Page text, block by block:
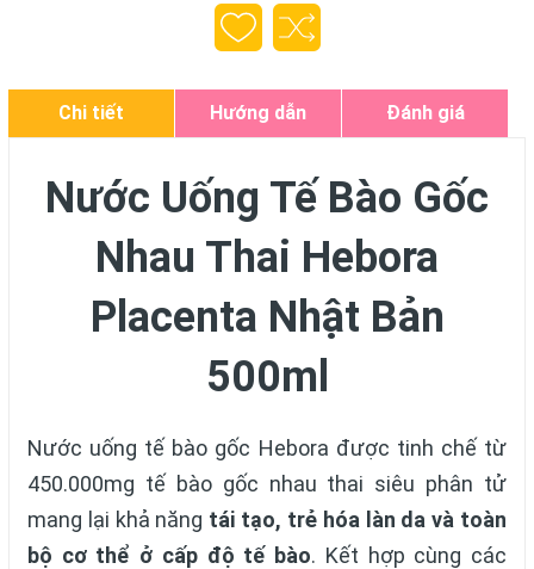
Chi tiết Hướng dẫn Đánh giá
Nước Uống Tế Bào Gốc
Nhau Thai Hebora
Placenta Nhật Bản
500ml
Nước uống tế bào gốc Hebora được tinh chế từ
450.000mg tế bào gốc nhau thai siêu phân tử
mang lại khả năng tái tạo, trẻ hóa làn da và toàn
bộ cơ thể ở cấp độ tế bào. Kết hợp cùng các